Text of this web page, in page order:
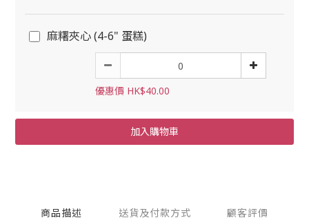
麻糬夾心 (4-6" 蛋糕)
優惠價 HK$40.00
加入購物車
商品描述 送貨及付款方式 顧客評價